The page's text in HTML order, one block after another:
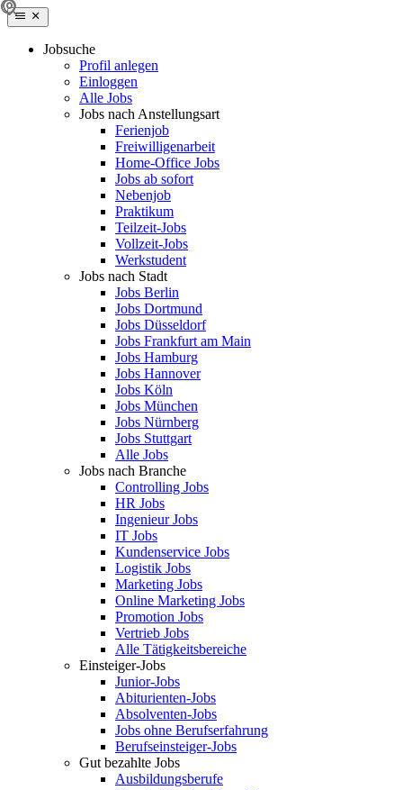
Jobsuche
Profil anlegen
Einloggen
Alle Jobs
Jobs nach Anstellungsart
Ferienjob
Freiwilligenarbeit
Home-Office Jobs
Jobs ab sofort
Nebenjob
Praktikum
Teilzeit-Jobs
Vollzeit-Jobs
Werkstudent
Jobs nach Stadt
Jobs Berlin
Jobs Dortmund
Jobs Düsseldorf
Jobs Frankfurt am Main
Jobs Hamburg
Jobs Hannover
Jobs Köln
Jobs München
Jobs Nürnberg
Jobs Stuttgart
Alle Jobs
Jobs nach Branche
Controlling Jobs
HR Jobs
Ingenieur Jobs
IT Jobs
Kundenservice Jobs
Logistik Jobs
Marketing Jobs
Online Marketing Jobs
Promotion Jobs
Vertrieb Jobs
Alle Tätigkeitsbereiche
Einsteiger-Jobs
Junior-Jobs
Abiturienten-Jobs
Absolventen-Jobs
Jobs ohne Berufserfahrung
Berufseinsteiger-Jobs
Gut bezahlte Jobs
Ausbildungsberufe